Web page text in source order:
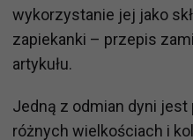
wykorzystanie jej jako
zapiekanki – przepis
artykułu.
Jedną z odmian dyni
różnych wielkościach i